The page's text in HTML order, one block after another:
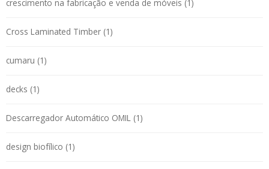
crescimento na fabricação e venda de móveis (1)
Cross Laminated Timber (1)
cumaru (1)
decks (1)
Descarregador Automático OMIL (1)
design biofílico (1)